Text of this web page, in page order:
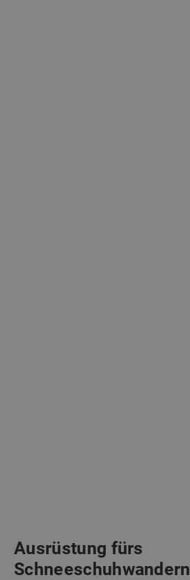
Ausrüstung fürs
Schneeschuhwandern